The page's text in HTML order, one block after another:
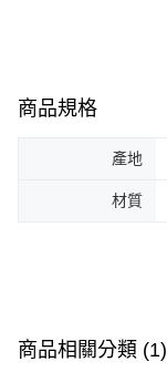
商品規格
產地
材質
商品相關分類 (1)